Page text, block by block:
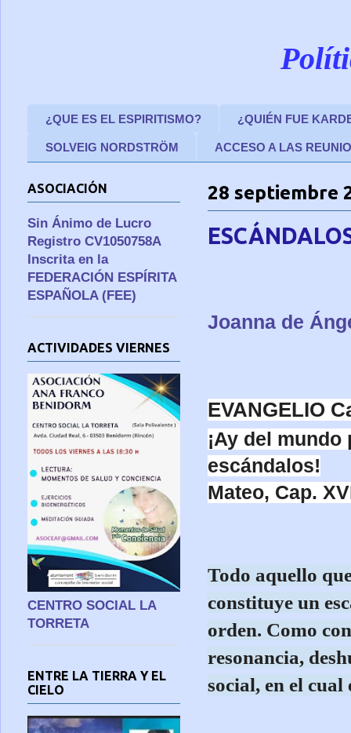
¿QUE ES EL ESPIRITISMO? ¿QUIÉN FUE
SOLVEIG NORDSTRÖM ACCESO A LAS
28 septiembre
Joanna de
EVANGELIO
¡Ay del
escándalos!
Mateo, Cap.
Todo aquello
constituye un
orden. Como
resonancia,
social, en el cual
ASOCIACIÓN
Sin Ánimo de Lucro
Registro CV1050758A
Inscrita en la
FEDERACIÓN ESPÍRITA
ESPAÑOLA (FEE)
ACTIVIDADES VIERNES
CENTRO SOCIAL LA
TORRETA
ENTRE LA TIERRA Y EL
CIELO